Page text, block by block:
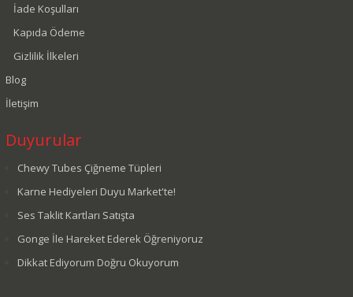
İade Koşulları
Kapıda Ödeme
Gizlilik İlkeleri
Blog
İletişim
Duyurular
Chewy Tubes Çiğneme Tüpleri
Karne Hediyeleri Duyu Market'te!
Ses Taklit Kartları Satışta
Gonge İle Hareket Ederek Öğreniyoruz
Dikkat Ediyorum Doğru Okuyorum